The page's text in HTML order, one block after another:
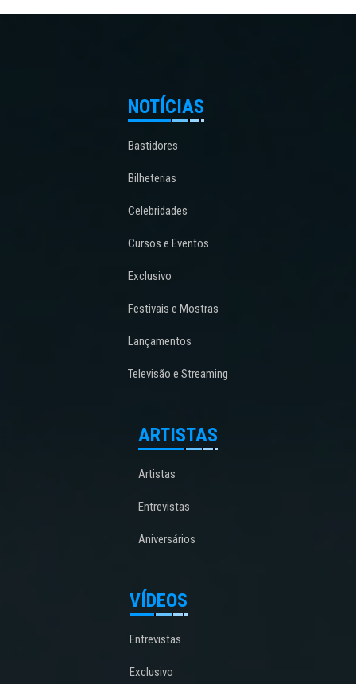
NOTÍCIAS
Bastidores
Bilheterias
Celebridades
Cursos e Eventos
Exclusivo
Festivais e Mostras
Lançamentos
Televisão e Streaming
ARTISTAS
Artistas
Entrevistas
Aniversários
VÍDEOS
Entrevistas
Exclusivo